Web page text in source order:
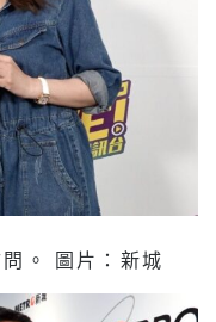
。 圖片：新城